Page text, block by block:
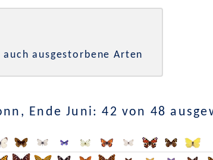
auch ausgestorbene Arten
Ende Juni: 42 von 48